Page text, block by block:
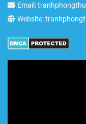
Email:
Website: